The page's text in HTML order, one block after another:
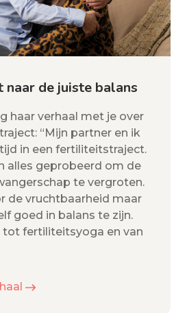
naar de juiste balans
haar verhaal met je over
“Mijn partner en ik
in een fertiliteitstraject.
alles geprobeerd om de
te vergroten.
de vruchtbaarheid maar
goed in balans te zijn.
tot fertiliteitsyoga en van